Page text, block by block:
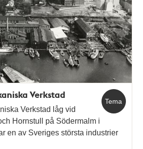
Tema
Verkstad
Verkstad låg vid
Hornstull på Södermalm i
en av Sveriges största industrier